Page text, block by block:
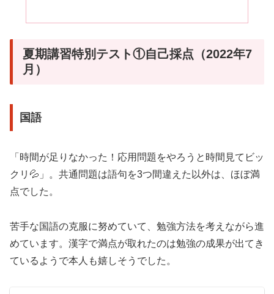
夏期講習特別テスト①自己採点（2022年7
月）
国語
「時間が足りなかった！応用問題をやろうと時間見てビッ
クリ💦」。共通問題は語句を3つ間違えた以外は、ほぼ満
点でした。
苦手な国語の克服に努めていて、勉強方法を考えながら進
めています。漢字で満点が取れたのは勉強の成果が出てき
ているようで本人も嬉しそうでした。